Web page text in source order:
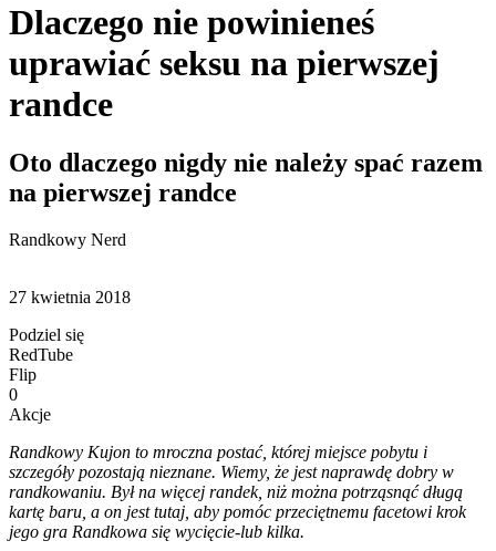
Dlaczego nie powinieneś
uprawiać seksu na pierwszej
randce
Oto dlaczego nigdy nie należy spać razem
na pierwszej randce
Randkowy Nerd
27 kwietnia 2018
Podziel się
RedTube
Flip
0
Akcje
Randkowy Kujon to mroczna postać, której miejsce pobytu i
szczegóły pozostają nieznane. Wiemy, że jest naprawdę dobry w
randkowaniu. Był na więcej randek, niż można potrząsnąć długą
kartę baru, a on jest tutaj, aby pomóc przeciętnemu facetowi krok
jego gra Randkowa się wycięcie-lub kilka.